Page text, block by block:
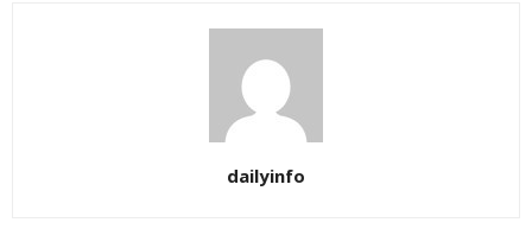
dailyinfo